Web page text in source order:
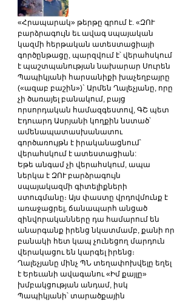
«Հրապարակ» թերթը գրում է. «ԶՈՒ
բարձրագույն եւ ավագ սպայական
կազմի հերթական ատեստացիայի
գործընթացը, պարզվում է՝ վերահսկում
է պաշտպանության նախարար Սուրեն
Պապիկյանի հարսանիքի խաչեղբայրը
(«ազաբ բաշին»)` Արմեն Ղալեչյանը, որը
չի ծառայել բանակում, բայց
որսորդական համազգեստով, ԳՇ պետ
Էդուարդ Ասրյանի կողքին նստած՝
ամենապատասխանատու
գործառույթն է իրականացնում՝
վերահսկում է ատեստացիան:
Եթե անգամ չի վերահսկում, ապա
ներկա է ԶՈՒ բարձրագույն
սպայակազմի գիտելիքների
ստուգմանը։ Այս փաստը վրդովմունք է
առաջացրել, ճանապարհ անցած
զինվորականները դա համարում են
անարգանք իրենց նկատմամբ, քանի որ
բանակի հետ կապ չունեցող մարդուն
վերակացու են կարգել իրենց։
Ղալեչյանը մինչ ՊՆ տեղափոխվելը եղել
է Երեւանի ավագանու «Իմ քայլը»
խմբակցության անդամ, իսկ
Պապիկյանի՝ տարածքային